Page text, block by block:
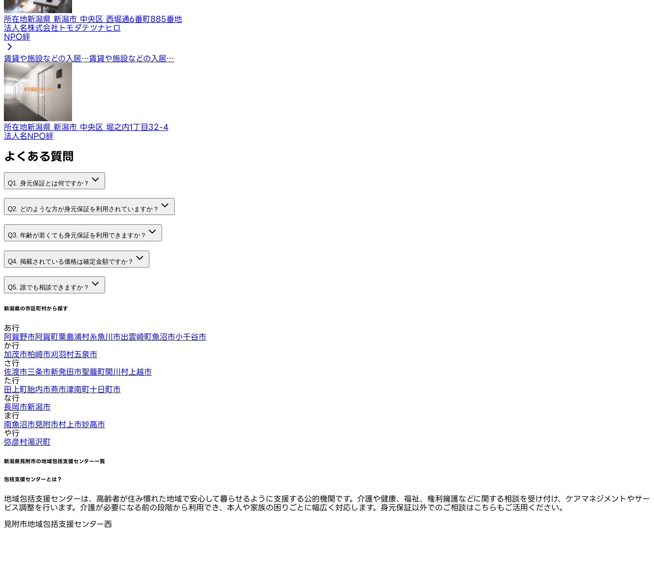
所在地新潟県 新潟市 中央区 西堀通6番町885番地
法人名株式会社トモダテツナヒロ
NPO絆
賃貸や施設などの入居…賃貸や施設などの入居…
所在地新潟県 新潟市 中央区 堀之内1丁目32-4
法人名NPO絆
よくある質問
Q1. 身元保証とは何ですか？
Q2. どのような方が身元保証を利用されていますか？
Q3. 年齢が若くても身元保証を利用できますか？
Q4. 掲載されている価格は確定金額ですか？
Q5. 誰でも相談できますか？
新潟県の市区町村から探す
あ行
阿賀野市阿賀町粟島浦村糸魚川市出雲崎町魚沼市小千谷市
か行
加茂市柏崎市刈羽村五泉市
さ行
佐渡市三条市新発田市聖籠町関川村 上越市
た行
田上町胎内市燕市津南町十日町市
な行
長岡市新潟市
ま行
南魚沼市見附市村上市妙高市
や行
弥彦村湯沢町
新潟県見附市の地域包括支援センター一覧
包括支援センターとは？
地域包括支援センターは、高齢者が住み慣れた地域で安心して暮らせるように支援する公的機関です。介護や健康、福祉、権利擁護などに関する相談を受け付け、ケアマネジメントやサー
ビス調整を行います。介護が必要になる前の段階から利用でき、本人や家族の困りごとに幅広く対応します。身元保証以外でのご相談はこちらもご活用ください。
見附市地域包括支援センター西